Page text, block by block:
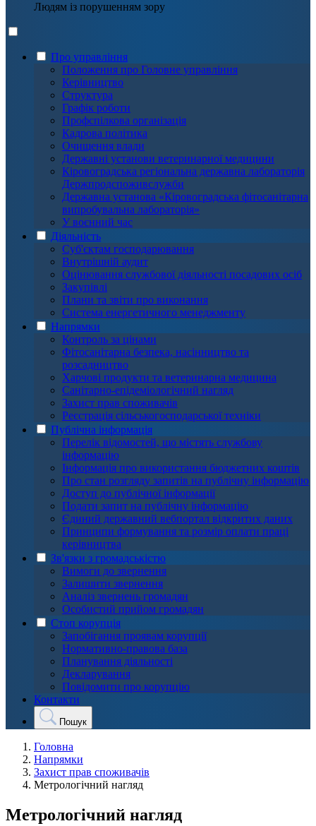
Людям із порушенням зору
Про управління
Положення про Головне управління
Керівництво
Структура
Графік роботи
Профспілкова організація
Кадрова політика
Очищення влади
Державні установи ветеринарної медицини
Кіровоградська регіональна державна лабораторія
Держпродспоживслужби
Державна установа «Кіровоградська фітосанітарна
випробувальна лабораторія»
У воєнний час
Діяльність
Суб'єктам господарювання
Внутрішній аудит
Оцінювання службової діяльності посадових осіб
Закупівлі
Плани та звіти про виконання
Система енергетичного менеджменту
Напрямки
Контроль за цінами
Фітосанітарна безпека, насінництво та
розсадництво
Харчові продукти та ветеринарна медицина
Санітарно-епідеміологічний нагляд
Захист прав споживачів
Реєстрація сільськогосподарської техніки
Публічна інформація
Перелік відомостей, що містять службову
інформацію
Інформація про використання бюджетних коштів
Про стан розгляду запитів на публічну інформацію
Доступ до публічної інформації
Подати запит на публічну інформацію
Єдиний державний вебпортал відкритих даних
Принципи формування та розмір оплати праці
керівництва
Зв'язки з громадськістю
Вимоги до звернення
Залишити звернення
Аналіз звернень громадян
Особистий прийом громадян
Стоп корупція
Запобігання проявам корупції
Нормативно-правова база
Планування діяльності
Декларування
Повідомити про корупцію
Контакти
Пошук
Головна
Напрямки
Захист прав споживачів
Метрологічний нагляд
Метрологічний нагляд